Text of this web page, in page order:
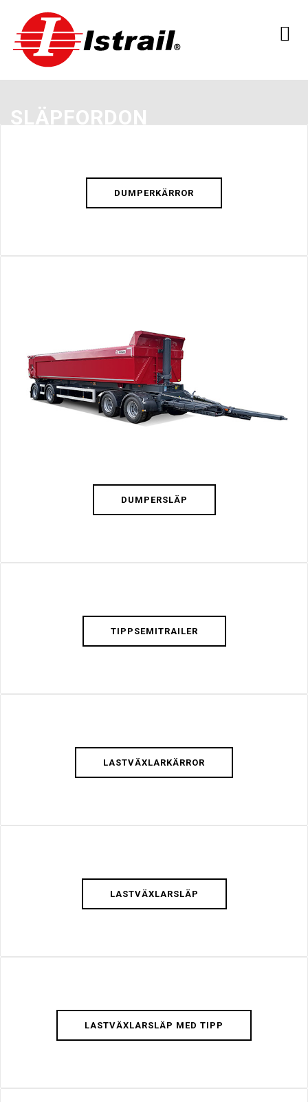
SLÄPFORDON
DUMPERKÄRROR
DUMPERSLÄP
TIPPSEMITRAILER
LASTVÄXLARKÄRROR
LASTVÄXLARSLÄP
LASTVÄXLARSLÄP MED TIPP